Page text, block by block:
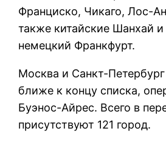
Франциско, Чикаго, Лос-
также китайские Шанхай
немецкий Франкфурт.
Москва и Санкт-
ближе к концу списка,
Буэнос-Айрес. Всего в
присутствуют 121 город.